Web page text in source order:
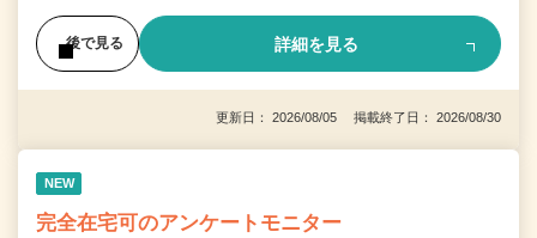
後で見る 詳細を見る
更新日： 2026/08/05 掲載終了日： 2026/08/30
NEW
完全在宅可のアンケートモニター